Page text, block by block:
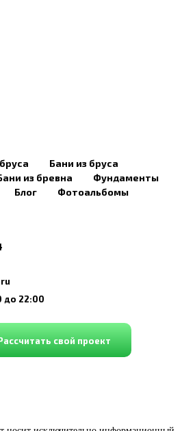
Бани из бруса
из бревна
Фундаменты
Блог
Фотоальбомы
свой проект
до 22:00